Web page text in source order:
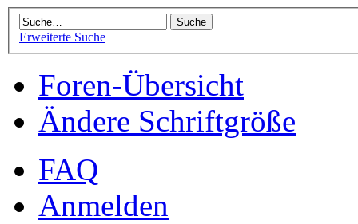
Erweiterte Suche
Foren-Übersicht
Ändere Schriftgröße
FAQ
Anmelden